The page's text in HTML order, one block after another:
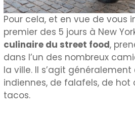
Pour cela, et en vue de vous
premier des 5 jours à New
culinaire du street food,
dans l’un des nombreux
la ville. Il s’agit
indiennes, de falafels, de hot
tacos.